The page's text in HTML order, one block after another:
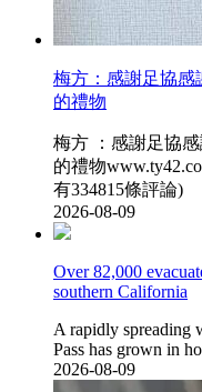
梅方：感謝足
的禮物
梅方  ：感謝足
的禮物
有334815條評論)
2026-08-09
Over 82,000
southern California
A rapidly spreading
Pass has grown in
2026-08-09